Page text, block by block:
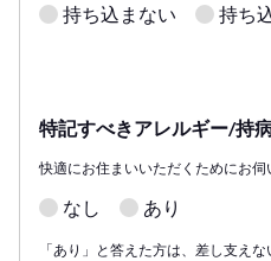
持ち込まない 持ち
特記すべきアレルギー/持
快適にお住まいいただくためにお伺
なし あり
「あり」と答えた方は、差し支え